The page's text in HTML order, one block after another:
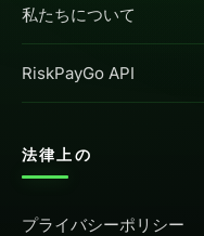
私たちについて
RiskPayGo API
法律上の
プライバシーポリシー